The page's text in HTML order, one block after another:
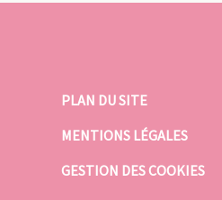
PLAN DU SITE
MENTIONS LÉGALES
GESTION DES COOKIES